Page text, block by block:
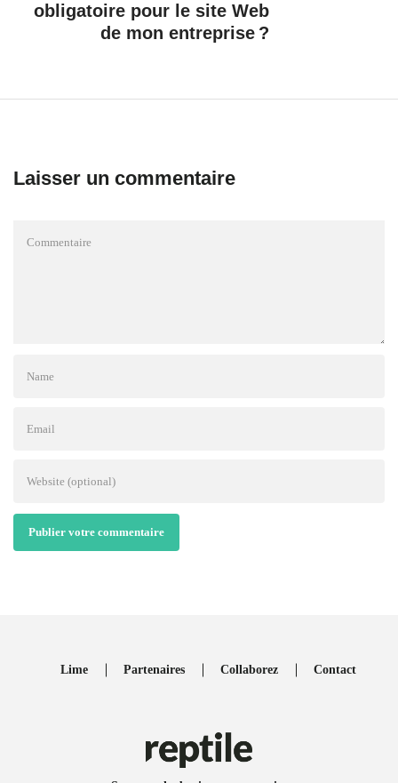
obligatoire pour le site Web
de mon entreprise ?
Laisser un commentaire
Publier votre commentaire
Lime Partenaires Collaborez Contact